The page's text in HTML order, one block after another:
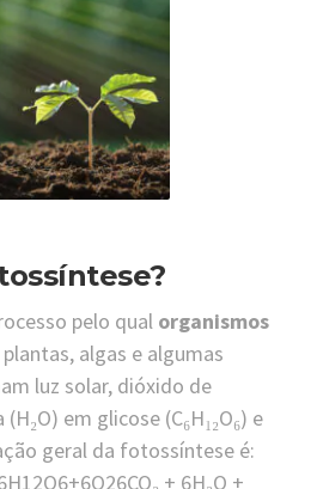
pelo qual organismos
algas e algumas
luz solar, dióxido de
em glicose (C₆H₁₂O₆) e
geral da fotossíntese é:
+ 6H₂O +